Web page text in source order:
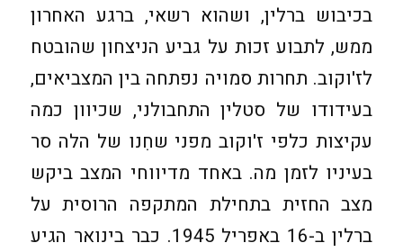
בכיבוש ברלין, ושהוא רשאי, ברגע האחרון
ממש, לתבוע זכות על גביע הניצחון שהובטח
לז'וקוב. תחרות סמויה נפתחה בין המצביאים,
בעידודו של סטלין התחבולני, שכיוון כמה
עקיצות כלפי ז'וקוב מפני שחִנו של הלה סר
בעיניו לזמן מה. באחד מדיווחי המצב ביקש
מצב החזית בתחילת המתקפה הרוסית על
ברלין ב-16 באפריל 1945. כבר בינואר הגיע